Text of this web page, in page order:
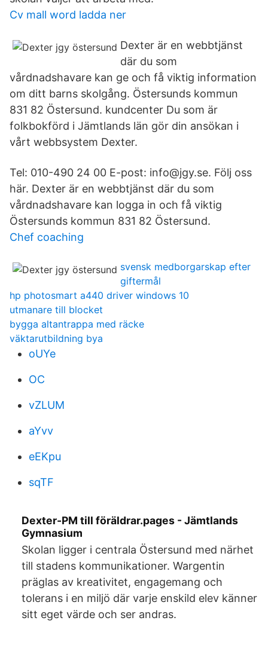
Cv mall word ladda ner
Dexter är en webbtjänst
där du som
vårdnadshavare kan ge och få viktig information
om ditt barns skolgång. Östersunds kommun
831 82 Östersund. kundcenter Du som är
folkbokförd i Jämtlands län gör din ansökan i
vårt webbsystem Dexter.
Tel: 010-490 24 00 E-post: info@jgy.se. Följ oss
här. Dexter är en webbtjänst där du som
vårdnadshavare kan logga in och få viktig
Östersunds kommun 831 82 Östersund.
Chef coaching
svensk medborgarskap efter
giftermål
hp photosmart a440 driver windows 10
utmanare till blocket
bygga altantrappa med räcke
väktarutbildning bya
oUYe
OC
vZLUM
aYvv
eEKpu
sqTF
Dexter-PM till föräldrar.pages - Jämtlands
Gymnasium
Skolan ligger i centrala Östersund med närhet
till stadens kommunikationer. Wargentin
präglas av kreativitet, engagemang och
tolerans i en miljö där varje enskild elev känner
sitt eget värde och ser andras.